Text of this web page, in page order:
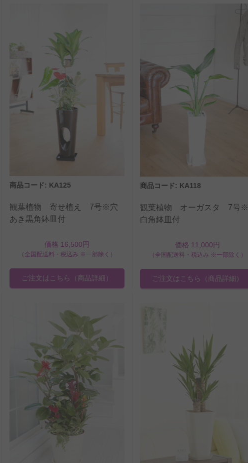
商品コード: KA125
観葉植物 寄せ植え 7号※穴
あき黒角鉢皿付
価格 16,500円
（全国配送料・税込み ※一部除く）
ご注文はこちら （商品詳細）
商品コード: KA118
観葉植物 オーガスタ 7号※
白角鉢皿付
価格 11,000円
（全国配送料・税込み ※一部除く）
ご注文はこちら （商品詳細）